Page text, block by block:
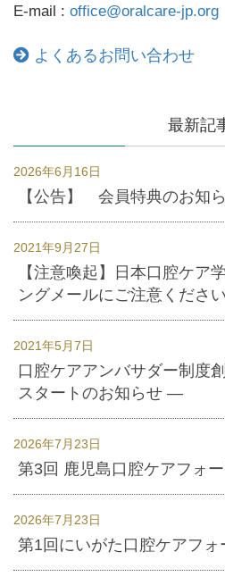
E-mail : office@oralcare-jp.org
よくあるお問い合わせ
最新記
2026年6月16日
【公告】 会員特典のお知
2021年9月27日
【注意喚起】日本口腔ケア
ングメールにご注意ください
2021年5月7日
口腔ケアアンバサダー制度
スタートのお知らせ ―
2026年7月23日
第3回 鹿児島口腔ケアフォ
2026年7月23日
第1回にいがた口腔ケアフ